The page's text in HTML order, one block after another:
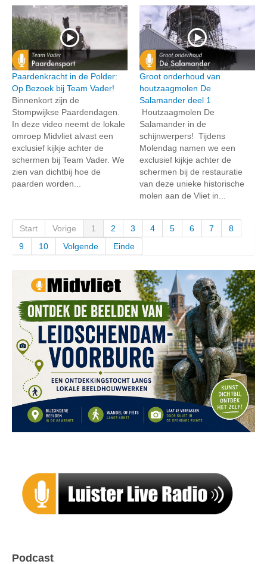
Paardenkracht in de Polder:
Op Bezoek bij Team Vader!
Binnenkort zijn de
Stompwijkse Paardendagen.
In deze video neemt de lokale
omroep Midvliet alvast een
exclusief kijkje achter de
schermen bij Team Vader. We
zien van dichtbij hoe de
paarden worden...
Groot onderhoud van
houtzaagmolen De
Salamander deel 1
Houtzaagmolen De
Salamander in de
schijnwerpers! Tijdens
Molendag namen we een
exclusief kijkje achter de
schermen bij de restauratie
van deze unieke historische
molen aan de Vliet in...
Start Vorige 1 2 3 4 5 6 7
8
9
10 Volgende Einde
Podcast